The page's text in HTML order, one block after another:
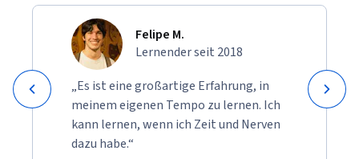
Felipe M.
Lernender seit 2018
„Es ist eine großartige Erfahrung, in
meinem eigenen Tempo zu lernen. Ich
kann lernen, wenn ich Zeit und Nerven
dazu habe.“